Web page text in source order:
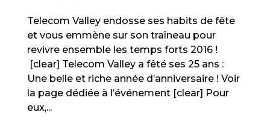
Telecom Valley endosse ses habits de fête
et vous emmène sur son traîneau pour
revivre ensemble les temps forts 2016 !
[clear] Telecom Valley a fêté ses 25 ans :
Une belle et riche année d’anniversaire ! Voir
la page dédiée à l’événement [clear] Pour
eux,...